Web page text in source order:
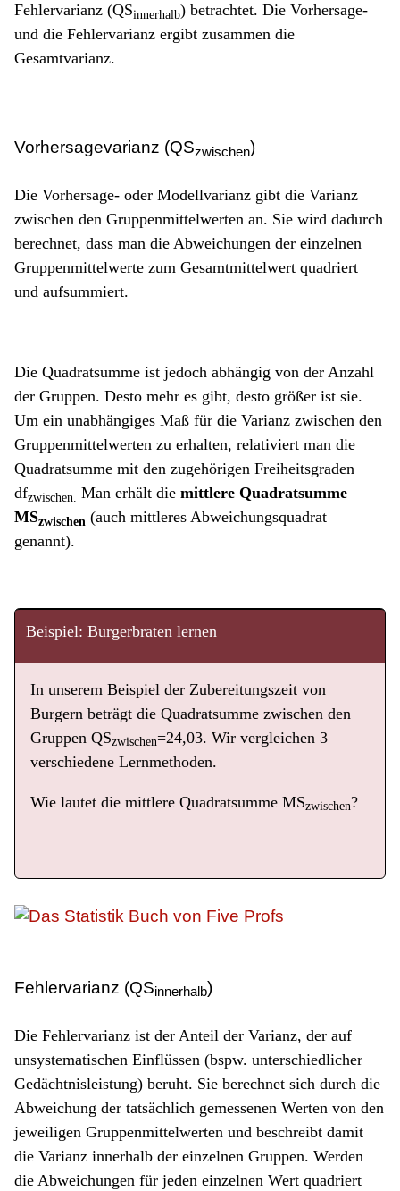
Fehlervarianz (QSinnerhalb) betrachtet. Die Vorhersage-
und die Fehlervarianz ergibt zusammen die
Gesamtvarianz.
Vorhersagevarianz (QSzwischen)
Die Vorhersage- oder Modellvarianz gibt die Varianz
zwischen den Gruppenmittelwerten an. Sie wird dadurch
berechnet, dass man die Abweichungen der einzelnen
Gruppenmittelwerte zum Gesamtmittelwert quadriert
und aufsummiert.
Die Quadratsumme ist jedoch abhängig von der Anzahl
der Gruppen. Desto mehr es gibt, desto größer ist sie.
Um ein unabhängiges Maß für die Varianz zwischen den
Gruppenmittelwerten zu erhalten, relativiert man die
Quadratsumme mit den zugehörigen Freiheitsgraden
dfzwischen. Man erhält die mittlere Quadratsumme
MSzwischen (auch mittleres Abweichungsquadrat
genannt).
Beispiel: Burgerbraten lernen
In unserem Beispiel der Zubereitungszeit von
Burgern beträgt die Quadratsumme zwischen den
Gruppen QSzwischen=24,03. Wir vergleichen 3
verschiedene Lernmethoden.
Wie lautet die mittlere Quadratsumme MSzwischen?
Fehlervarianz (QSinnerhalb)
Die Fehlervarianz ist der Anteil der Varianz, der auf
unsystematischen Einflüssen (bspw. unterschiedlicher
Gedächtnisleistung) beruht. Sie berechnet sich durch die
Abweichung der tatsächlich gemessenen Werten von den
jeweiligen Gruppenmittelwerten und beschreibt damit
die Varianz innerhalb der einzelnen Gruppen. Werden
die Abweichungen für jeden einzelnen Wert quadriert